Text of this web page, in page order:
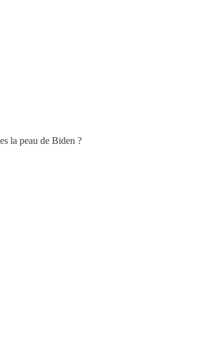
la peau de Biden ?